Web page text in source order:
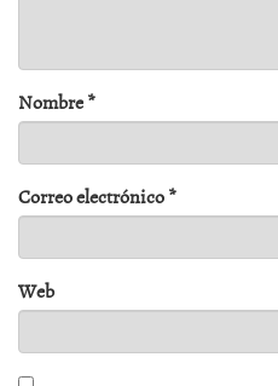
Nombre*
Correo electrónico*
Web